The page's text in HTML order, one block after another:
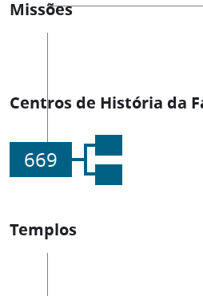
Missões
Centros de História da
669
Templos